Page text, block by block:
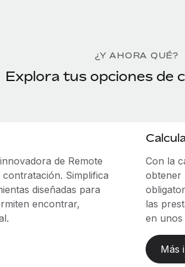
¿Y AHORA QUÉ?
Explora tus opciones de
de Remote
Simplifica
diseñadas para
encontrar,
Con la
obtener
las
en unos
Más